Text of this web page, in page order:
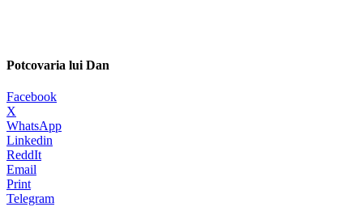
Potcovaria lui Dan
Facebook
X
WhatsApp
Linkedin
ReddIt
Email
Print
Telegram